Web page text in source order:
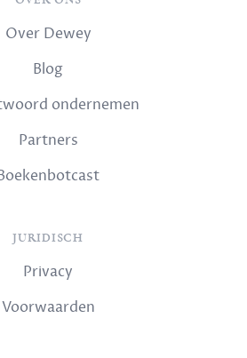
Over Dewey
Blog
ondernemen
Partners
JURIDISCH
Privacy
Voorwaarden